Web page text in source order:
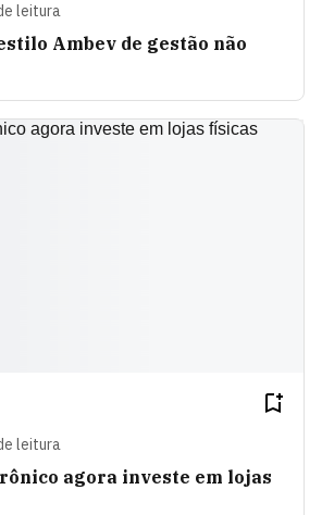
leitura
Ambev de gestão não
leitura
agora investe em lojas